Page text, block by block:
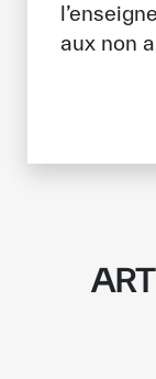
aux non